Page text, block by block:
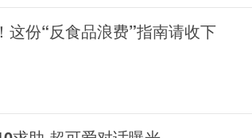
这份“反食品浪费”指南请收下